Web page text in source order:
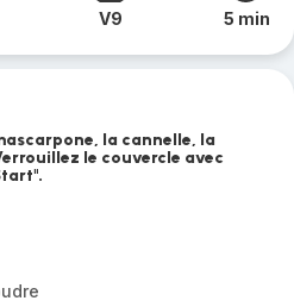
V9 5 min
la cannelle, la
le couvercle avec